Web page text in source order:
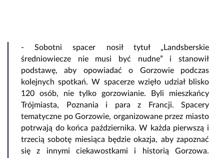
- Sobotni spacer nosił tytuł „Landsberskie
średniowiecze nie musi być nudne” i stanowił
podstawę, aby opowiadać o Gorzowie podczas
kolejnych spotkań. W spacerze wzięło udział blisko
120 osób, nie tylko gorzowianie. Byli mieszkańcy
Trójmiasta, Poznania i para z Francji. Spacery
tematyczne po Gorzowie, organizowane przez miasto
potrwają do końca października. W każda pierwszą i
trzecią sobotę miesiąca będzie okazja, aby zapoznać
się z innymi ciekawostkami i historią Gorzowa.